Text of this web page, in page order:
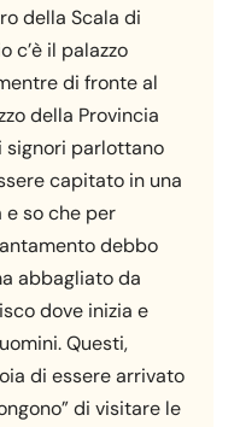
della Scala di
c’è il palazzo
di fronte al
della Provincia
signori parlottano
capitato in una
e so che per
debbo
abbagliato da
dove inizia e
Questi,
di essere arrivato
di visitare le